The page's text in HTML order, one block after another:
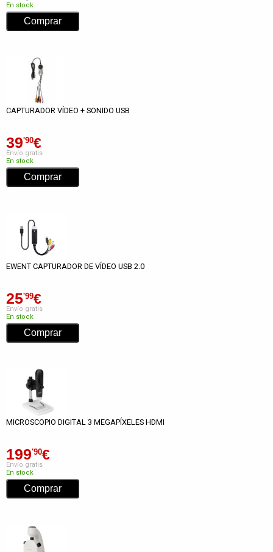
En stock
CAPTURADOR VÍDEO + SONIDO USB
39'90€
Envío gratis
En stock
EWENT CAPTURADOR DE VÍDEO USB 2.0
25'99€
Envío gratis
En stock
MICROSCOPIO DIGITAL 3 MEGAPÍXELES HDMI
199'90€
Envío gratis
En stock